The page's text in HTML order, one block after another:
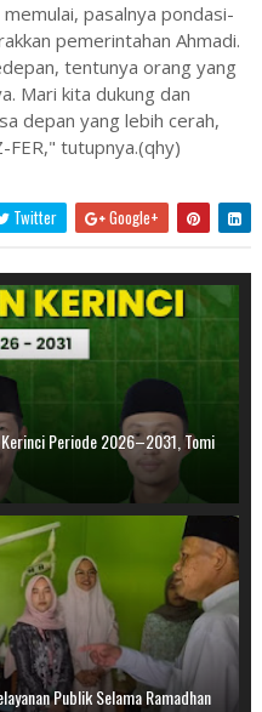
pasalnya pondasi-
pemerintahan Ahmadi.
tentunya orang yang
Mari kita dukung dan
depan yang lebih cerah,
FER," tutupnya.(qhy)
Twitter Google+
Periode 2026–2031, Tomi
Publik Selama Ramadhan